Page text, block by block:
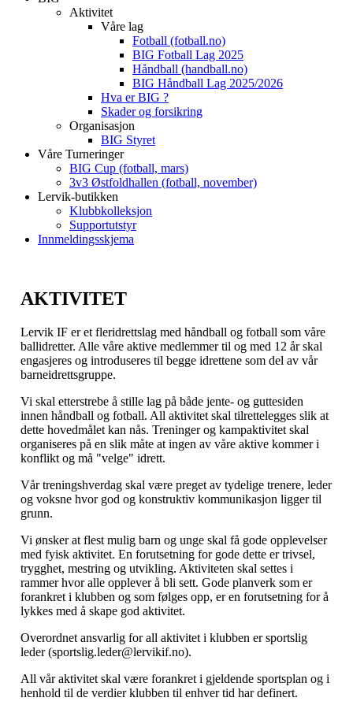
Aktivitet
Våre lag
Fotball (fotball.no)
BIG Fotball Lag 2025
Håndball (handball.no)
BIG Håndball Lag 2025/2026
Hva er BIG ?
Skader og forsikring
Organisasjon
BIG Styret
Våre Turneringer
BIG Cup (fotball, mars)
3v3 Østfoldhallen (fotball, november)
Lervik-butikken
Klubbkolleksjon
Supportutstyr
Innmeldingsskjema
AKTIVITET
Lervik IF er et fleridrettslag med håndball og fotball som våre
ballidretter. Alle våre aktive medlemmer til og med 12 år skal
engasjeres og introduseres til begge idrettene som del av vår
barneidrettsgruppe.
Vi skal etterstrebe å stille lag på både jente- og guttesiden
innen håndball og fotball. All aktivitet skal tilrettelegges slik at
dette hovedmålet kan nås. Treninger og kampaktivitet skal
organiseres på en slik måte at ingen av våre aktive kommer i
konflikt og må "velge" idrett.
Vår treningshverdag skal være preget av tydelige trenere, leder
og voksne hvor god og konstruktiv kommunikasjon ligger til
grunn.
Vi ønsker at flest mulig barn og unge skal få gode opplevelser
med fyisk aktivitet. En forutsetning for gode dette er trivsel,
trygghet, mestring og utvikling. Aktiviteten skal settes i
rammer hvor alle opplever å bli sett. Gode planverk som er
forankret i klubben og som følges opp, er en forutsetning for å
lykkes med å skape god aktivitet.
Overordnet ansvarlig for all aktivitet i klubben er sportslig
leder (sportslig.leder@lervikif.no).
All vår aktivitet skal være forankret i gjeldende sportsplan og i
henhold til de verdier klubben til enhver tid har definert.